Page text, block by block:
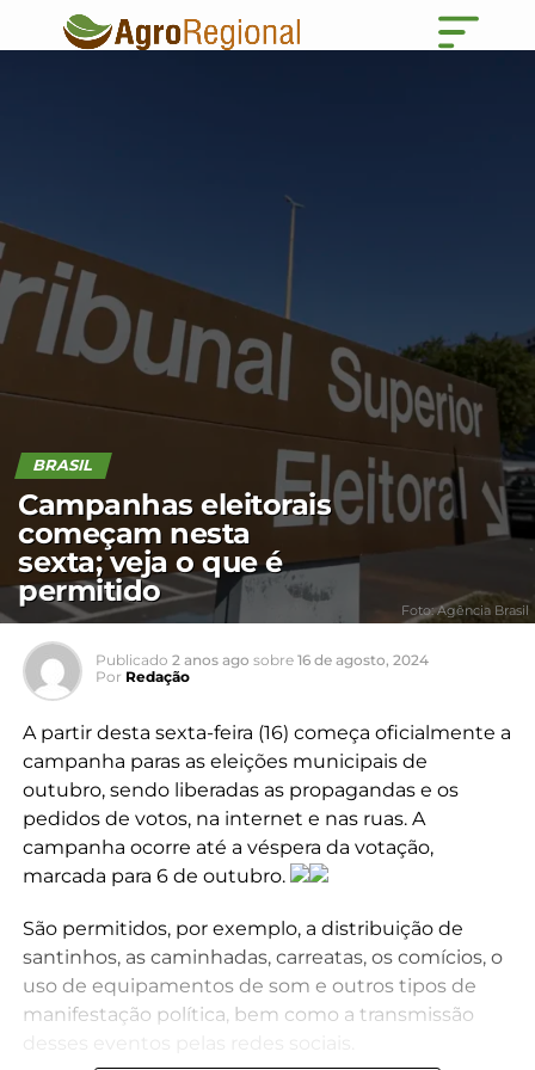
BRASIL
Campanhas eleitorais
começam nesta
sexta; veja o que é
permitido
Foto: Agência Brasil
Publicado 2 anos ago sobre 16 de agosto, 2024
Por Redação
A partir desta sexta-feira (16) começa oficialmente a
campanha paras as eleições municipais de
outubro, sendo liberadas as propagandas e os
pedidos de votos, na internet e nas ruas. A
campanha ocorre até a véspera da votação,
marcada para 6 de outubro.
São permitidos, por exemplo, a distribuição de
santinhos, as caminhadas, carreatas, os comícios, o
uso de equipamentos de som e outros tipos de
manifestação política, bem como a transmissão